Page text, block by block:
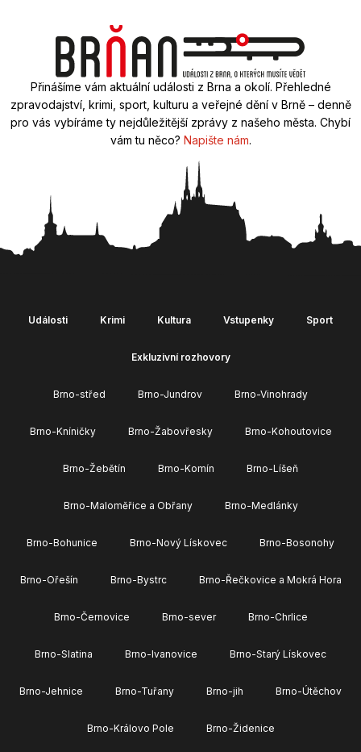
Přinášíme vám aktuální události z Brna a okolí. Přehledné
zpravodajství, krimi, sport, kulturu a veřejné dění v Brně – denně
pro vás vybíráme ty nejdůležitější zprávy z našeho města. Chybí
vám tu něco? Napište nám.
Události Krimi Kultura Vstupenky Sport
Exkluzivní rozhovory
Brno-střed Brno-Jundrov Brno-Vinohrady
Brno-Kníničky Brno-Žabovřesky Brno-Kohoutovice
Brno-Žebětín Brno-Komín Brno-Líšeň
Brno-Maloměřice a Obřany Brno-Medlánky
Brno-Bohunice Brno-Nový Lískovec Brno-Bosonohy
Brno-Ořešín Brno-Bystrc Brno-Řečkovice a Mokrá Hora
Brno-Černovice Brno-sever Brno-Chrlice
Brno-Slatina Brno-Ivanovice Brno-Starý Lískovec
Brno-Jehnice Brno-Tuřany Brno-jih Brno-Útěchov
Brno-Královo Pole Brno-Židenice